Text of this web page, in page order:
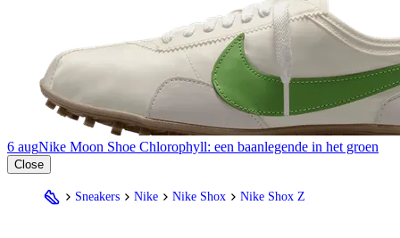
6 augNike Moon Shoe Chlorophyll: een baanlegende in het groen
Close
Sneakers Nike Nike Shox Nike Shox Z